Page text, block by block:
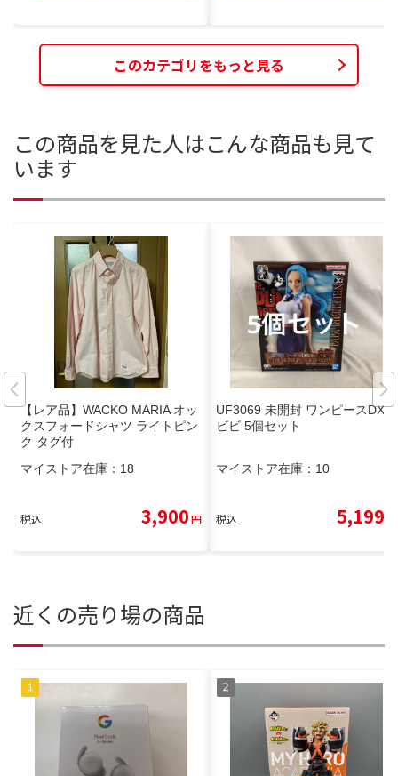
このカテゴリをもっと見る
この商品を見た人はこんな商品も見て
います
【レア品】WACKO MARIA オッ
クスフォードシャツ ライトピン
ク タグ付
マイストア在庫： 18
税込 3,900円
UF3069 未開封 ワンピースDXF
ビビ 5個セット
マイストア在庫： 10
税込 5,199
近くの売り場の商品